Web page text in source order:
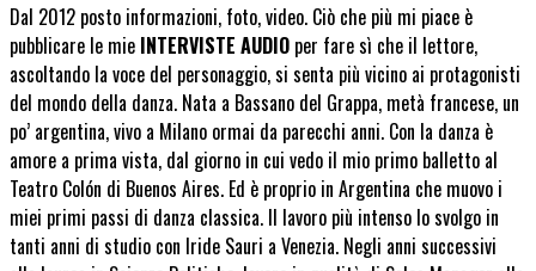
Dal 2012 posto informazioni, foto, video. Ciò che più mi piace è
pubblicare le mie INTERVISTE AUDIO per fare sì che il lettore,
ascoltando la voce del personaggio, si senta più vicino ai protagonisti
del mondo della danza. Nata a Bassano del Grappa, metà francese, un
po’ argentina, vivo a Milano ormai da parecchi anni. Con la danza è
amore a prima vista, dal giorno in cui vedo il mio primo balletto al
Teatro Colón di Buenos Aires. Ed è proprio in Argentina che muovo i
miei primi passi di danza classica. Il lavoro più intenso lo svolgo in
tanti anni di studio con Iride Sauri a Venezia. Negli anni successivi